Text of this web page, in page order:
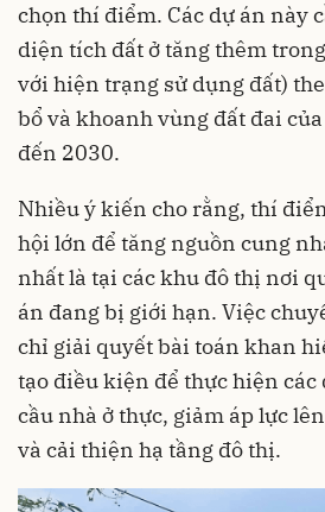
chọn thí điểm. Các dự án này
diện tích đất ở tăng thêm
với hiện trạng sử dụng đất)
bổ và khoanh vùng đất đai
đến 2030.
Nhiều ý kiến cho rằng, thí
hội lớn để tăng nguồn cung
nhất là tại các khu đô thị nơi
án đang bị giới hạn. Việc
chỉ giải quyết bài toán khan
tạo điều kiện để thực hiện
cầu nhà ở thực, giảm áp lực
và cải thiện hạ tầng đô thị.